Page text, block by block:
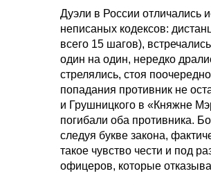
Дуэли в России отличались
неписаных кодексов:
всего 15 шагов),
один на один, нередко
стрелялись, стоя
попадания противник не
и Грушницкого в «Княжне
погибали оба противника.
следуя букве закона,
такое чувство чести и под
офицеров, которые